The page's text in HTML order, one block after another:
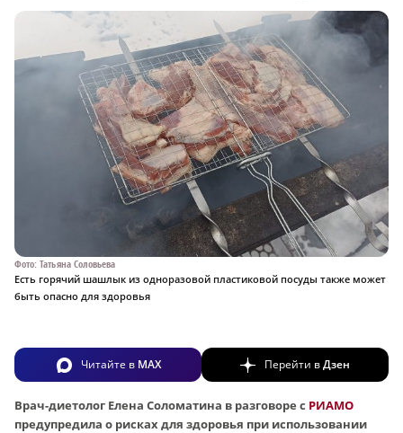
Фото: Татьяна Соловьева
Есть горячий шашлык из одноразовой пластиковой посуды также может
быть опасно для здоровья
Читайте в MAX Перейти вДзен
Врач-диетолог Елена Соломатина в разговоре с РИАМО
предупредила о рисках для здоровья при использовании